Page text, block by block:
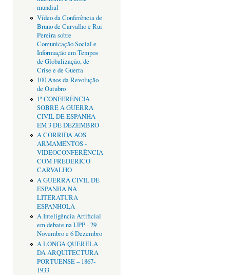
mundial
Vídeo da Conferência de
Bruno de Carvalho e Rui
Pereira sobre
Comunicação Social e
Informação em Tempos
de Globalização, de
Crise e de Guerra
100 Anos da Revolução
de Outubro
1ª CONFERÊNCIA
SOBRE A GUERRA
CIVIL DE ESPANHA
EM 3 DE DEZEMBRO
A CORRIDA AOS
ARMAMENTOS -
VIDEOCONFERÊNCIA
COM FREDERICO
CARVALHO
A GUERRA CIVIL DE
ESPANHA NA
LITERATURA
ESPANHOLA
A Inteligência Artificial
em debate na UPP - 29
Novembro e 6 Dezembro
A LONGA QUERELA
DA ARQUITECTURA
PORTUENSE – 1867-
1933